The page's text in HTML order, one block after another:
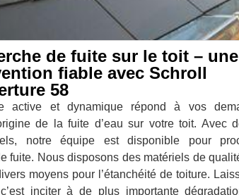
de fuite sur le toit – une
fiable avec Schroll
58
active et dynamique répond à vos
de la fuite d’eau sur votre toit. Avec
notre équipe est disponible pour
fuite. Nous disposons des matériels de
moyens pour l’étanchéité de toiture.
inciter à de plus importante